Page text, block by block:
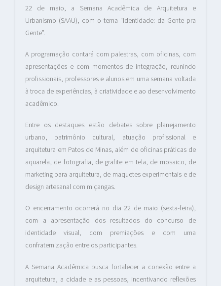
22 de maio, a Semana Acadêmica de Arquitetura e
Urbanismo (SAAU), com o tema “Identidade: da Gente pra
Gente”.
A programação contará com palestras, com oficinas, com
apresentações e com momentos de integração, reunindo
profissionais, professores e alunos em uma semana voltada
à troca de experiências, à criatividade e ao desenvolvimento
acadêmico.
Entre os destaques estão debates sobre planejamento
urbano, patrimônio cultural, atuação profissional e
arquitetura em Patos de Minas, além de oficinas práticas de
aquarela, de fotografia, de grafite em tela, de mosaico, de
marketing para arquitetura, de maquetes experimentais e de
design artesanal com miçangas.
O encerramento ocorrerá no dia 22 de maio (sexta-feira),
com a apresentação dos resultados do concurso de
identidade visual, com premiações e com uma
confraternização entre os participantes.
A Semana Acadêmica busca fortalecer a conexão entre a
arquitetura, a cidade e as pessoas, incentivando reflexões